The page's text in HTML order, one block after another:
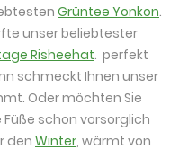
Grüntee Yonkon.
unser beliebtester
Risheehat. perfekt
schmeckt Ihnen unser
Oder möchten Sie
schon vorsorglich
denWinter, wärmt von